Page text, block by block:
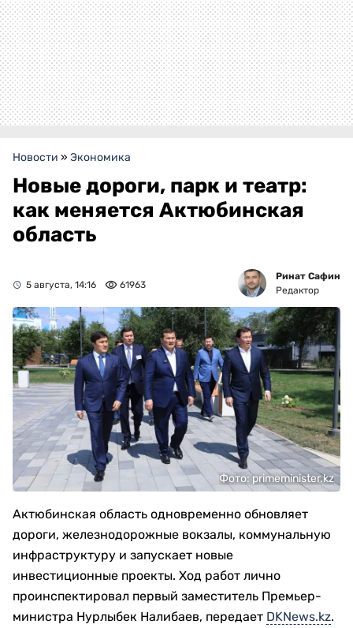
Новости » Экономика
Новые дороги, парк и театр:
как меняется Актюбинская
область
5 августа, 14:16 61963
Ринат Сафин
Редактор
Фото: primeminister.kz
Актюбинская область одновременно обновляет
дороги, железнодорожные вокзалы, коммунальную
инфраструктуру и запускает новые
инвестиционные проекты. Ход работ лично
проинспектировал первый заместитель Премьер-
министра Нурлыбек Налибаев, передает DKNews.kz.